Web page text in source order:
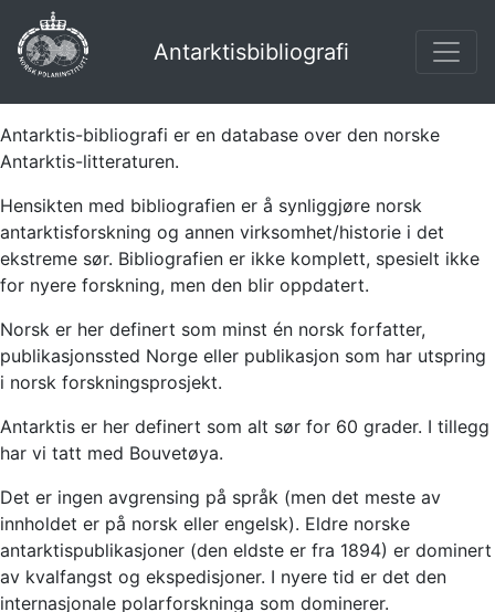
Antarktisbibliografi
Antarktis-bibliografi er en database over den norske
Antarktis-litteraturen.
Hensikten med bibliografien er å synliggjøre norsk
antarktisforskning og annen virksomhet/historie i det
ekstreme sør. Bibliografien er ikke komplett, spesielt ikke
for nyere forskning, men den blir oppdatert.
Norsk er her definert som minst én norsk forfatter,
publikasjonssted Norge eller publikasjon som har utspring
i norsk forskningsprosjekt.
Antarktis er her definert som alt sør for 60 grader. I tillegg
har vi tatt med Bouvetøya.
Det er ingen avgrensing på språk (men det meste av
innholdet er på norsk eller engelsk). Eldre norske
antarktispublikasjoner (den eldste er fra 1894) er dominert
av kvalfangst og ekspedisjoner. I nyere tid er det den
internasjonale polarforskninga som dominerer.